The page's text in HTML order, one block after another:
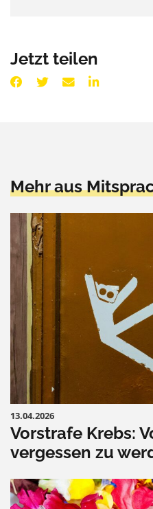
Jetzt teilen
Mehr aus
13.04.2026
Vorstrafe Krebs:
vergessen zu